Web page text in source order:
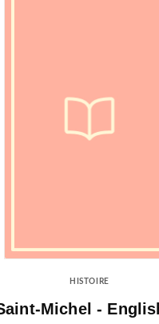
HISTOIRE
Michel -